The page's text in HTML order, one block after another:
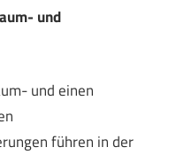
und
und einen
führen in der